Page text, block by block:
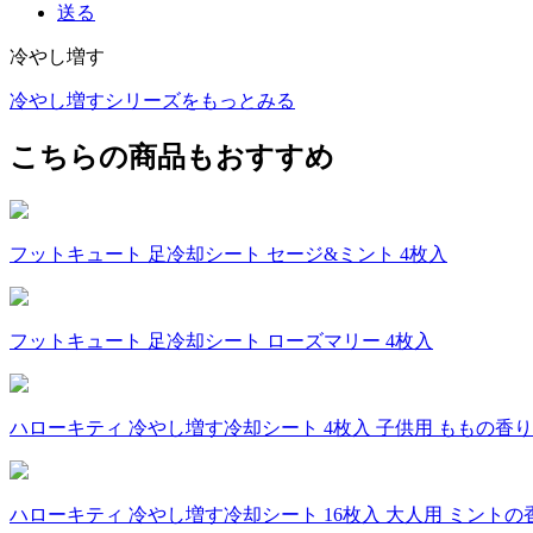
送る
冷やし増す
冷やし増すシリーズをもっとみる
こちらの商品もおすすめ
フットキュート 足冷却シート セージ&ミント 4枚入
フットキュート 足冷却シート ローズマリー 4枚入
ハローキティ 冷やし増す冷却シート 4枚入 子供用 ももの香り
ハローキティ 冷やし増す冷却シート 16枚入 大人用 ミントの